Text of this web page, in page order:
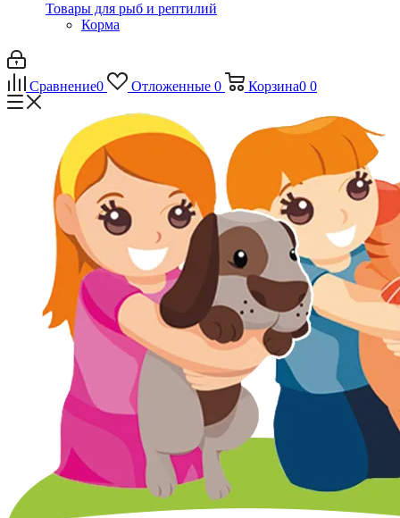
Товары для рыб и рептилий
Корма
Сравнение0 Отложенные 0 Корзина0 0